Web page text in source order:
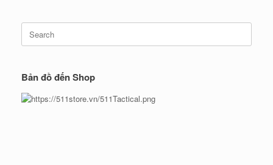
Search
for:
Bản đồ đến Shop